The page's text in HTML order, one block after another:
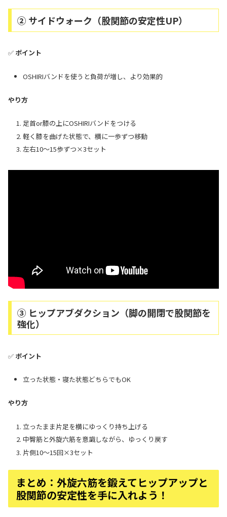
② サイドウォーク（股関節の安定性UP）
✅ ポイント
OSHIRIバンドを使うと負荷が増し、より効果的
やり方
足首or膝の上にOSHIRIバンドをつける
軽く膝を曲げた状態で、横に一歩ずつ移動
左右10～15歩ずつ×3セット
③ ヒップアブダクション（脚の開閉で股関節を
強化）
✅ ポイント
立った状態・寝た状態どちらでもOK
やり方
立ったまま片足を横にゆっくり持ち上げる
中臀筋と外旋六筋を意識しながら、ゆっくり戻す
片側10～15回×3セット
まとめ：外旋六筋を鍛えてヒップアップと
股関節の安定性を手に入れよう！